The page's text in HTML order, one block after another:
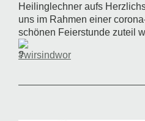
Heilinglechner aufs
uns im Rahmen einer
schönen Feierstunde
#wirsindwor